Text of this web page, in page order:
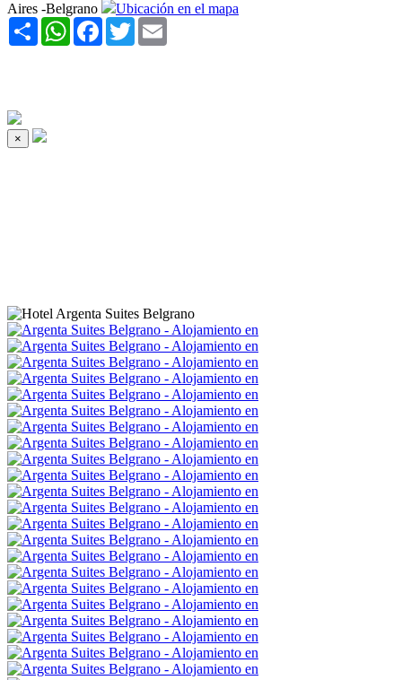
Aires -Belgrano
Ubicación en el mapa
Share WhatsAppFacebook
Twitter
×